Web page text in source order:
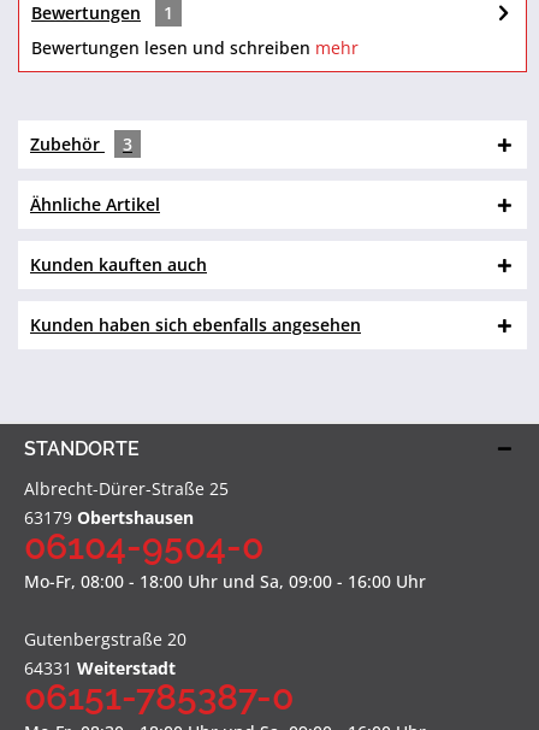
Bewertungen
1
Bewertungen lesen und schreiben mehr
Zubehör 3
Ähnliche Artikel
Kunden kauften auch
Kunden haben sich ebenfalls angesehen
STANDORTE
Albrecht-Dürer-Straße 25
63179 Obertshausen
06104-9504-0
Mo-Fr, 08:00 - 18:00 Uhr und Sa, 09:00 - 16:00 Uhr
Gutenbergstraße 20
64331 Weiterstadt
06151-785387-0